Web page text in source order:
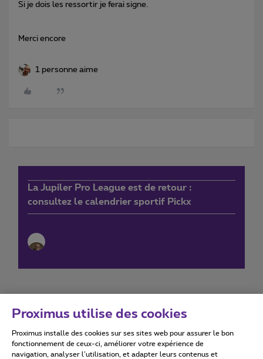
Si je dois les ressortir je ferai signe.
Merci encore
1 personne aime
La Jupiler Pro League est de retour :
consultez le calendrier sportif Pickx
Conditions d'utilisation Accessibility statement
Proximus utilise des cookies
Proximus installe des cookies sur ses sites web pour assurer le bon
fonctionnement de ceux-ci, améliorer votre expérience de
navigation, analyser l’utilisation, et adapter leurs contenus et